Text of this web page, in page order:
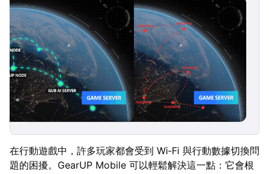
在行動遊戲中，許多玩家都會受到 Wi‑Fi 與行動數據切換問
題的困擾。GearUP Mobile 可以輕鬆解決這一點：它會根